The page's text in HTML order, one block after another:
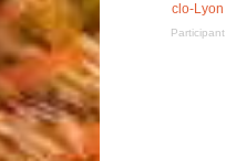
clo-Lyon
Participant